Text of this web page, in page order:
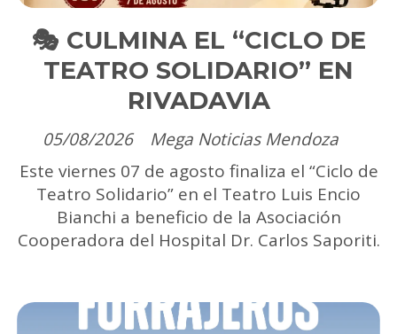
🎭 CULMINA EL “CICLO DE
TEATRO SOLIDARIO” EN
RIVADAVIA
Mega Noticias Mendoza
05/08/2026
Este viernes 07 de agosto finaliza el “Ciclo de
Teatro Solidario” en el Teatro Luis Encio
Bianchi a beneficio de la Asociación
Cooperadora del Hospital Dr. Carlos Saporiti.